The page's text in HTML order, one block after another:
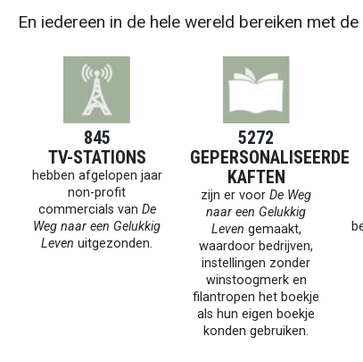
En iedereen in de hele wereld bereiken met
845
TV-STATIONS
hebben afgelopen jaar
non-profit
commercials van De
Weg naar een Gelukkig
Leven uitgezonden.
5272
GEPERSONALISEERDE
KAFTEN
zijn er voorDe Weg
naar een Gelukkig
Leven gemaakt,
waardoor bedrijven,
instellingen zonder
winstoogmerk en
filantropen het boekje
als hun eigen boekje
konden gebruiken.